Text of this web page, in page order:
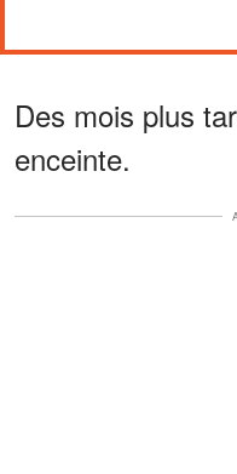
Des mois plus
enceinte.